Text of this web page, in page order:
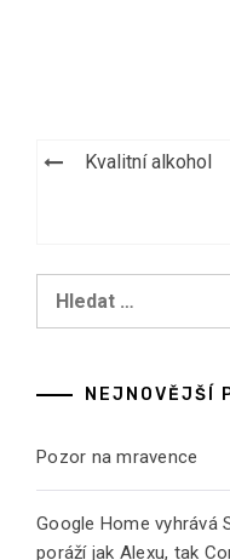
Navigace
Kvalitní alkohol
NEJNOVĚJŠÍ
Pozor na mravence
Google Home vyhrává
poráží jak Alexu, tak